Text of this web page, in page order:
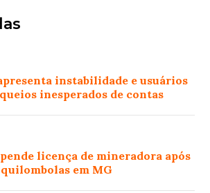
instabilidade e usuários
inesperados de contas
licença de mineradora após
em MG